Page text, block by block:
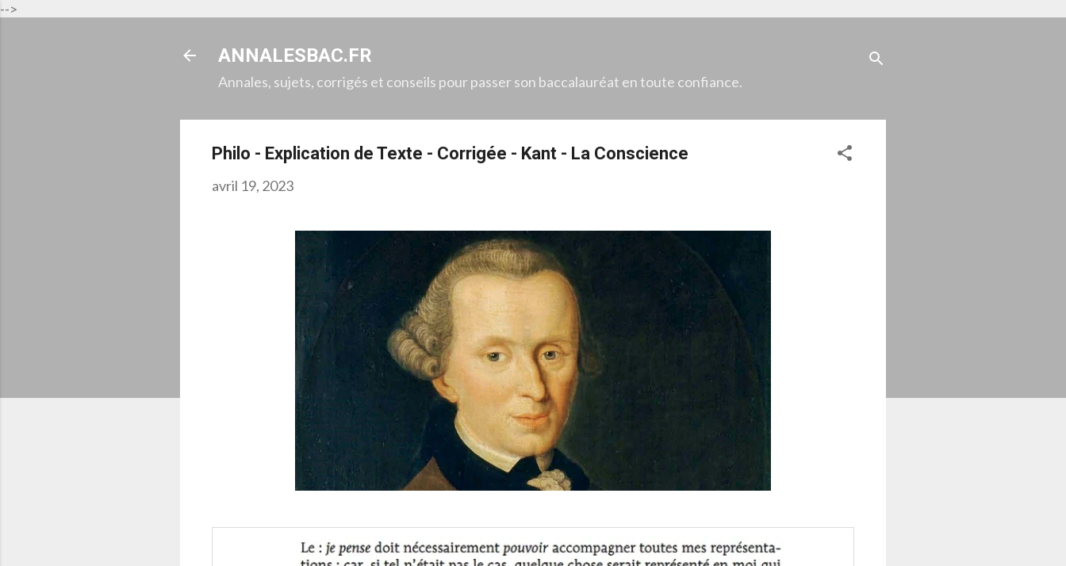
-->
Accéder au contenu principal
ANNALESBAC.FR
Annales, sujets, corrigés et conseils pour passer son baccalauréat en toute confiance.
Philo - Explication de Texte - Corrigée - Kant - La Conscience
avril 19, 2023